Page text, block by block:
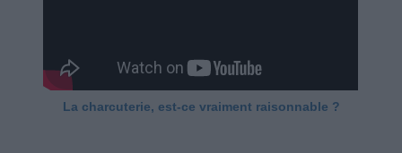
La charcuterie, est-ce vraiment raisonnable ?